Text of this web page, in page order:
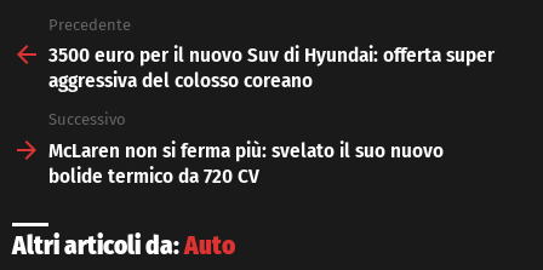
more
Precedente
3500 euro per il nuovo Suv di Hyundai: offerta super
aggressiva del colosso coreano
Successivo
McLaren non si ferma più: svelato il suo nuovo
bolide termico da 720 CV
Altri articoli da:Auto